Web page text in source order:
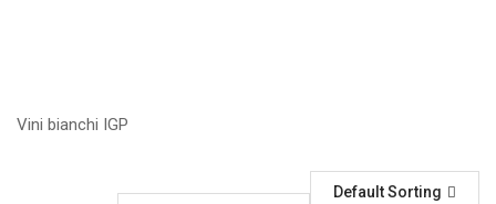
Vini bianchi IGP
Default Sorting